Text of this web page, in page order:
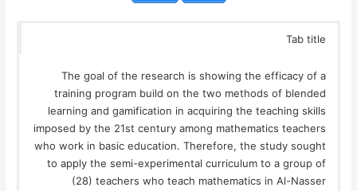
Tab title
The goal of the research is showing the efficacy of a
training program build on the two methods of blended
learning and gamification in acquiring the teaching skills
imposed by the 21st century among mathematics teachers
who work in basic education. Therefore, the study sought
to apply the semi-experimental curriculum to a group of
(28) teachers who teach mathematics in Al-Nasser